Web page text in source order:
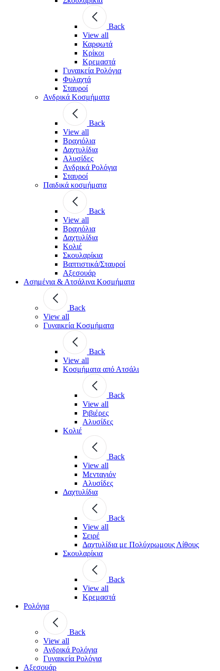
Back
View all
Καρφωτά
Κρίκοι
Κρεμαστά
Γυναικεία Ρολόγια
Φυλαχτά
Σταυροί
Ανδρικά Κοσμήματα
Back
View all
Βραχιόλια
Δαχτυλίδια
Αλυσίδες
Ανδρικά Ρολόγια
Σταυροί
Παιδικά κοσμήματα
Back
View all
Βραχιόλια
Δαχτυλίδια
Κολιέ
Σκουλαρίκια
Βαπτιστικά/Σταυροί
Αξεσουάρ
Ασημένια & Ατσάλινα Κοσμήματα
Back
View all
Γυναικεία Κοσμήματα
Back
View all
Κοσμήματα από Ατσάλι
Back
View all
Ριβιέρες
Αλυσίδες
Κολιέ
Back
View all
Μενταγιόν
Αλυσίδες
Δαχτυλίδια
Back
View all
Σειρέ
Δαχτυλίδια με Πολύχρωμους Λίθους
Σκουλαρίκια
Back
View all
Κρεμαστά
Ρολόγια
Back
View all
Ανδρικά Ρολόγια
Γυναικεία Ρολόγια
Αξεσουάρ